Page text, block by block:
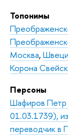
Топонимы
Москва,
Корона
Персоны
Шафиров Петр
01.03.1739),
переводчик в